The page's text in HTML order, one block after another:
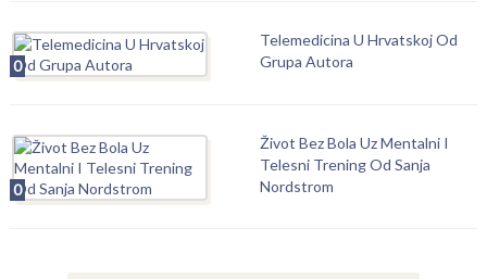
0
Telemedicina U Hrvatskoj Od
Grupa Autora
0
Život Bez Bola Uz Mentalni I
Telesni Trening Od Sanja
Nordstrom